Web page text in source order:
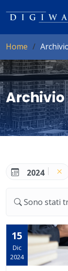
Home
2024
Sono stati
15
Dic
2024